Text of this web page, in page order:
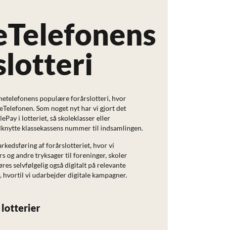
populære forårslotteri, hvor
Som noget nyt har vi gjort det
i lotteriet, så skoleklasser eller
klassekassens nummer til indsamlingen.
af forårslotteriet, hvor vi
og andre tryksager til foreninger, skoler
selvfølgelig også digitalt på relevante
hvortil vi udarbejder digitale kampagner.
lotterier